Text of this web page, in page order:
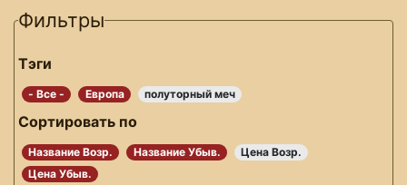
Фильтры
Тэги
- Все - Европа полуторный меч
Сортировать по
Название Возр. Название Убыв.
Цена Возр.
Цена Убыв.